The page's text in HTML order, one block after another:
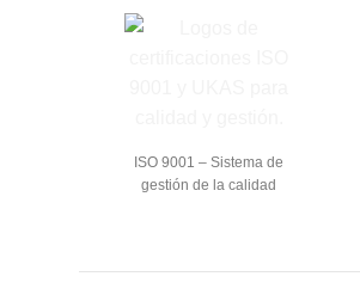
ISO 9001 – Sistema de
gestión de la calidad